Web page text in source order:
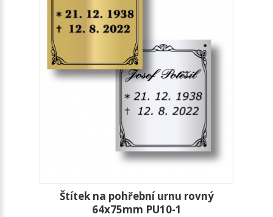
Štítek na pohřební urnu rovný
64x75mm PU10-1